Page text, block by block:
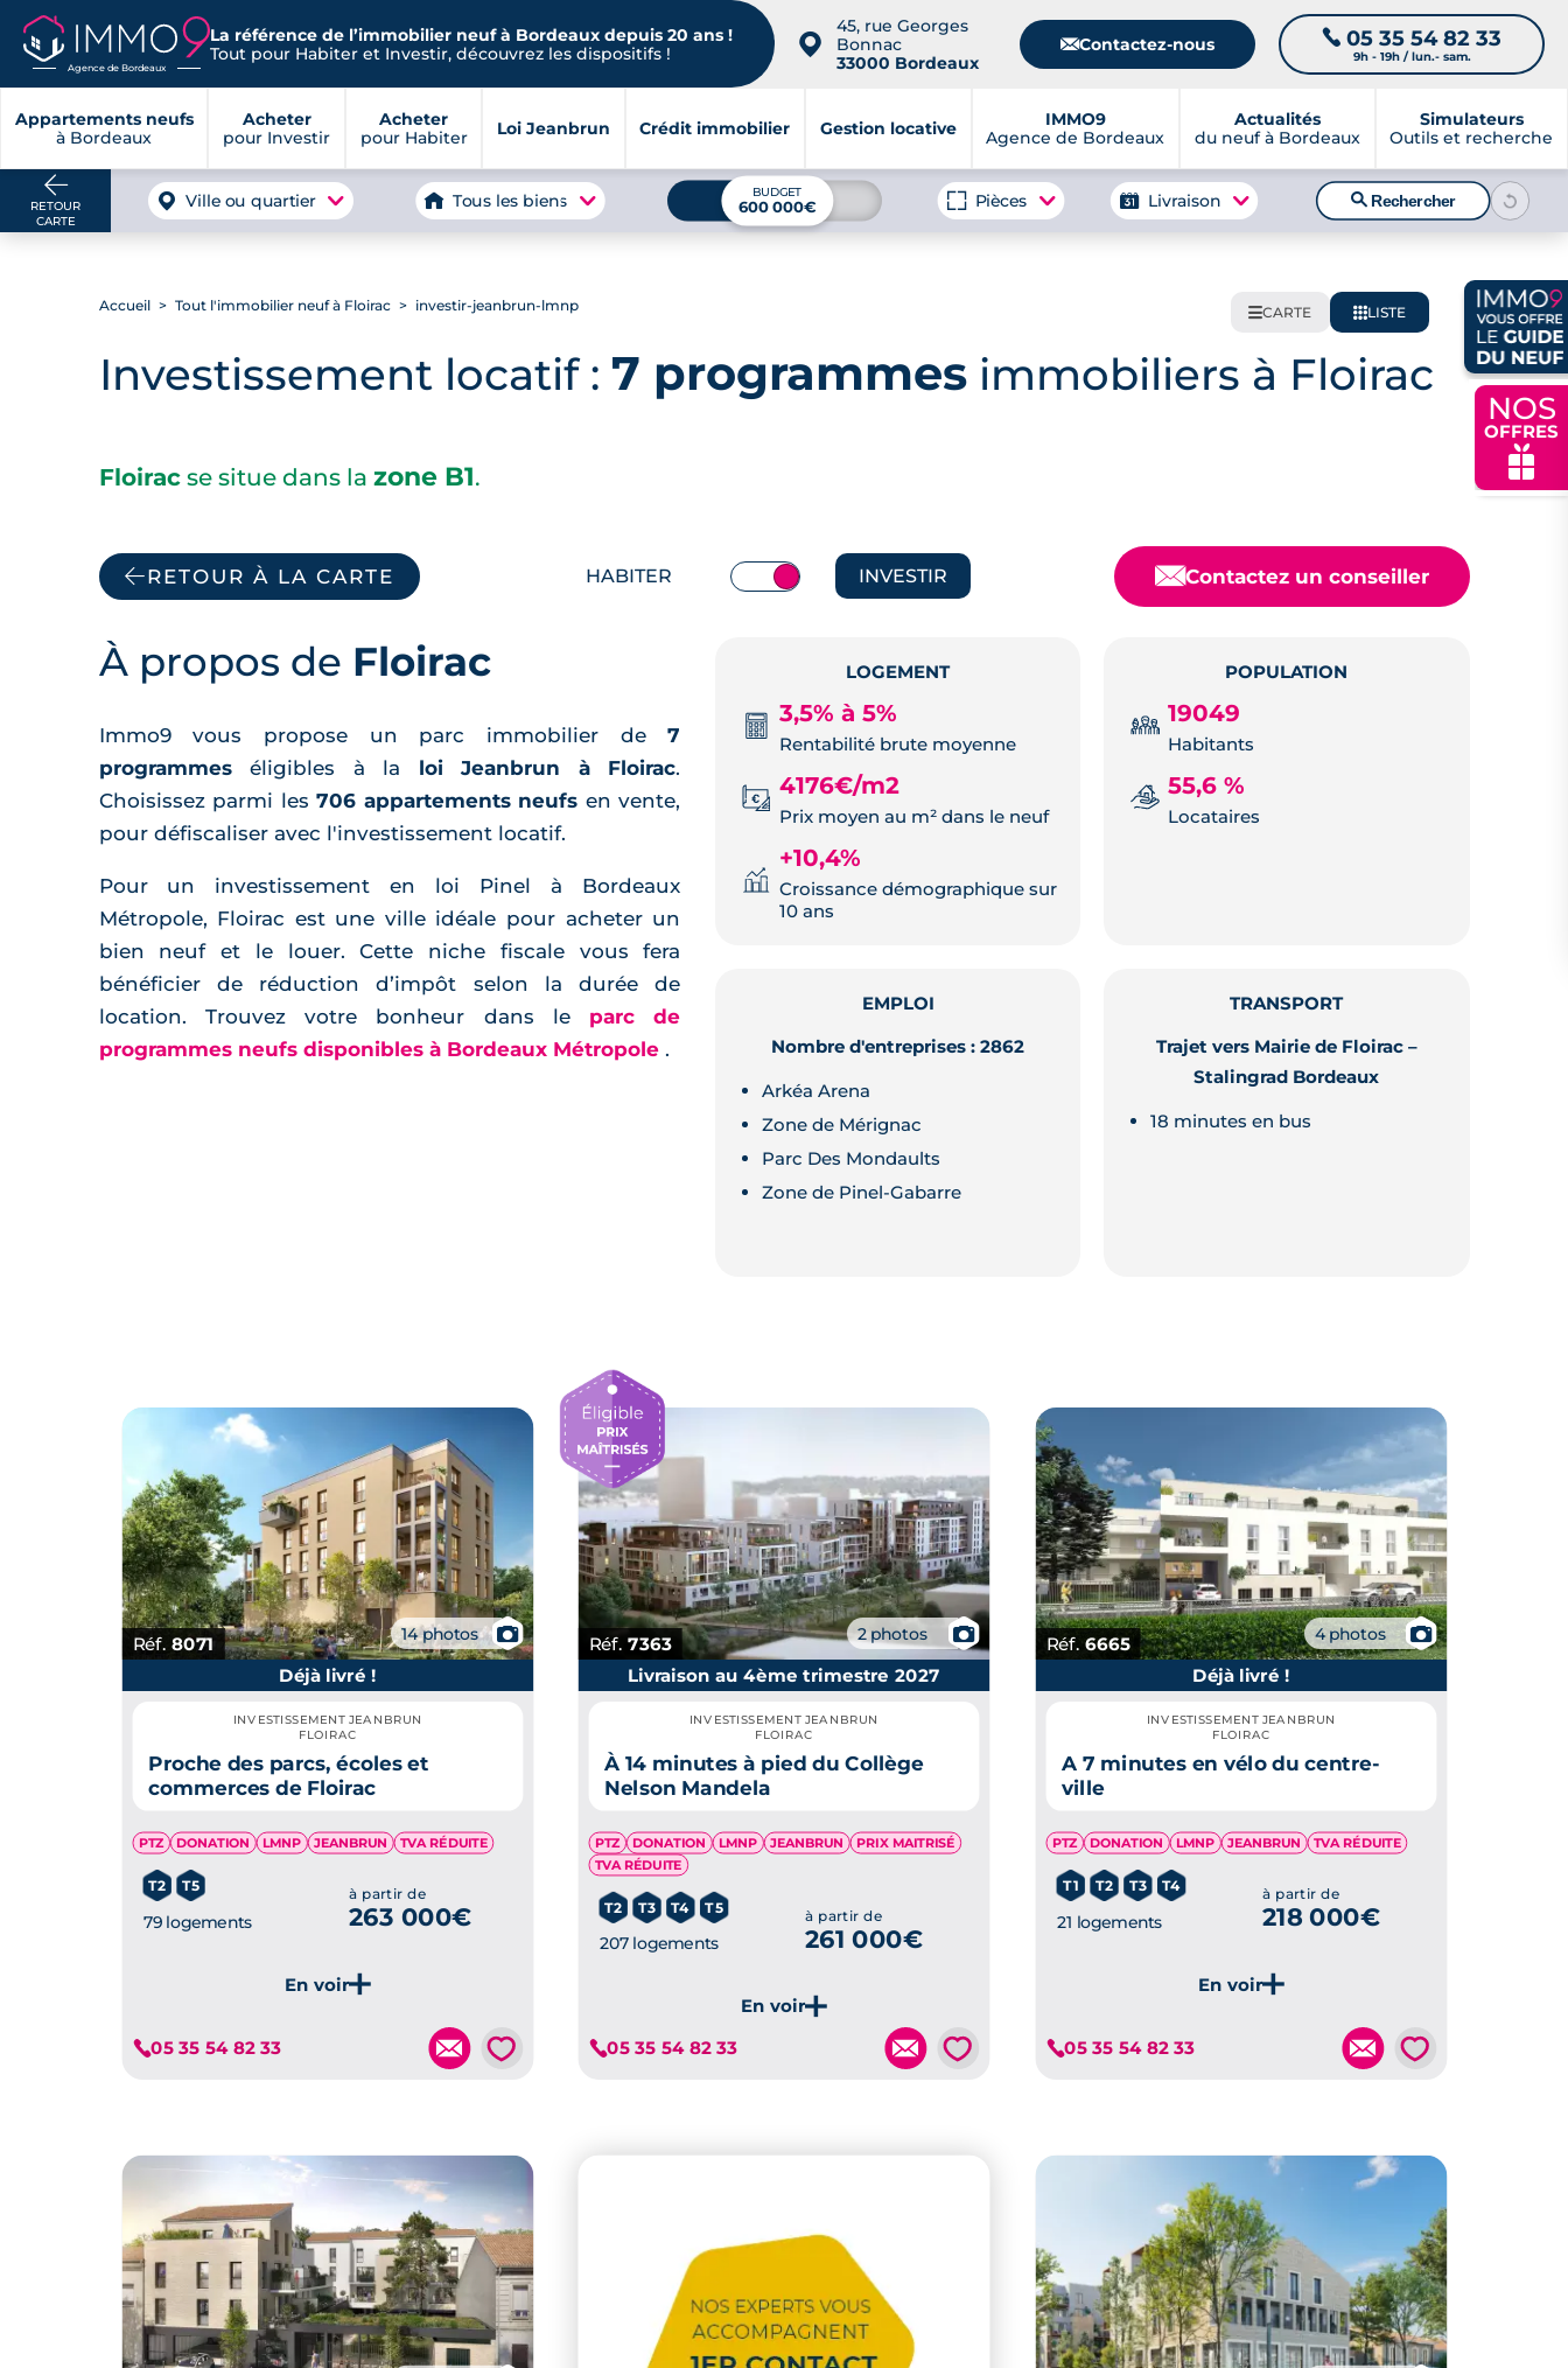
Agence de Bordeaux
La référence de l’immobilier neuf à Bordeaux depuis 20 ans !
Tout pour Habiter et Investir, découvrez les dispositifs !
📍
45, rue Georges
Bonnac
33000 Bordeaux
📧Contactez-nous 📞 05 35 54 82 33
9h - 19h / lun.- sam.
Appartements neufs
à Bordeaux
Acheter
pour Investir
Acheter
pour Habiter
Loi Jeanbrun Crédit immobilier Gestion locative
IMMO9
Agence de Bordeaux
Actualités
du neuf à Bordeaux
Simulateurs
Outils et recherche
NOS
OFFRES
🎁
RETOUR
CARTE
Ville ou quartier Tous les biens BUDGET
600 000€ Pièces Livraison 🔍Rechercher
🌍CARTE 📋LISTE
Accueil Tout l'immobilier neuf à Floirac investir-jeanbrun-lmnp
Investissement locatif : 7 programmesimmobiliers à Floirac
Floiracse situe dans la zone B1.
RETOUR À LA CARTE HABITER INVESTIR 📧Contactez un conseiller
À propos de Floirac
Immo9 vous propose un parc immobilier de7
programmeséligibles à la loi Jeanbrun à Floirac.
Choisissez parmi les706 appartements neufs en vente,
pour défiscaliser avec l'investissement locatif.
Pour un investissement en loi Pinel à Bordeaux
Métropole, Floirac est une ville idéale pour acheter un
bien neuf et le louer. Cette niche fiscale vous fera
bénéficier de réduction d’impôt selon la durée de
location. Trouvez votre bonheur dans le parc de
programmes neufs disponibles à Bordeaux Métropole .
LOGEMENT
3,5% à 5%
Rentabilité brute moyenne
4176€/m2
Prix moyen au m² dans le neuf
+10,4%
Croissance démographique sur
10 ans
POPULATION
19049
Habitants
55,6 %
Locataires
EMPLOI
Nombre d'entreprises : 2862
Arkéa Arena
Zone de Mérignac
Parc Des Mondaults
Zone de Pinel-Gabarre
TRANSPORT
Trajet vers Mairie de Floirac –
Stalingrad Bordeaux
18 minutes en bus
Réf. 8071 14 photos 📷
Je découvre ce programme
Déjà livré !
INVESTISSEMENT JEANBRUN
FLOIRAC
Proche des parcs, écoles et
commerces de Floirac
PTZ DONATION LMNP JEANBRUN TVA RÉDUITE
T2 T5
79 logements
à partir de
263 000€
05 35 54 82 33 💗
Réf.7363 2 photos 📷
Je découvre ce programme
Livraison au 4ème trimestre 2027
INVESTISSEMENT JEANBRUN
FLOIRAC
À 14 minutes à pied du Collège
Nelson Mandela
PTZ DONATION LMNP JEANBRUN
PRIX MAITRISÉ
TVA RÉDUITE
T2 T3 T4 T5
207 logements
à partir de
261 000€
05 35 54 82 33 💗
Réf. 6665 4 photos 📷
Je découvre ce programme
Déjà livré !
INVESTISSEMENT JEANBRUN
FLOIRAC
A 7 minutes en vélo du centre-
ville
PTZ DONATION LMNP JEANBRUN TVA RÉDUITE
T1 T2 T3 T4
21 logements
à partir de
218 000€
05 35 54 82 33 💗